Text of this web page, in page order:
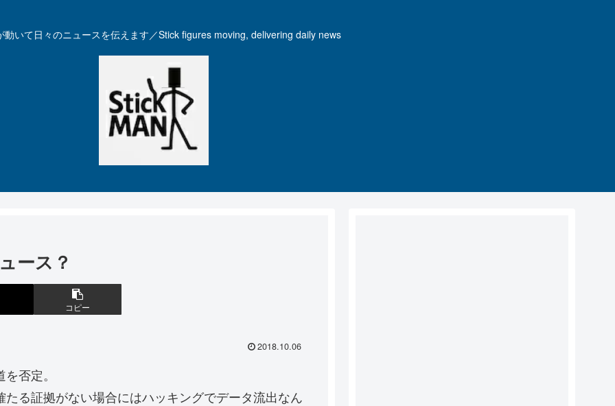
動いて日々のニュースを伝えます／Stick figures moving, delivering daily news
ース？
コピー
2018.10.06
否定。
る証拠がない場合にはハッキングでデータ流出なん